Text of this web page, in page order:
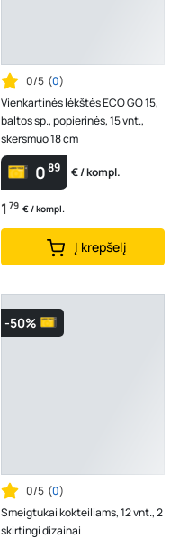
0/5 (0)
Vienkartinės lėkštės ECO GO 15,
baltos sp., popierinės, 15 vnt.,
skersmuo 18 cm
089 € / kompl.
1 79 € / kompl.
Į krepšelį
-50%
0/5 (0)
Smeigtukai kokteiliams, 12 vnt., 2
skirtingi dizainai